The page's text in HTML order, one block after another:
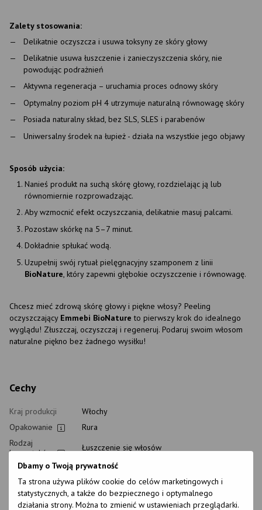
Dbamy o Twoją prywatność
Ta strona używa plików cookie do celów marketingowych i
statystycznych, a także do bezpiecznego i optymalnego
działania strony. Można to zmienić w ustawieniach przeglądarki.
Zalety stosowania:
Delikatnie oczyszcza i usuwa toksyny ze skóry głowy
Delikatnie usuwa łuszczenie i zanieczyszczenia skóry, nie
powodując podrażnień
Aktywna regeneracja – uruchamia proces odnowy skóry
Optymalny poziom pH 4 utrzymuje naturalną równowagę skóry
Posiada naturalny skład, bez SLS, SLES i parabenów
Uniwersalny środek na łupież - działa na wszystkie jego objawy
Sposób użycia:
Nanieś produkt na suchą skórę głowy, rozdzielając ją lub
równomiernie rozprowadzając.
Aby wzmocnić efekt oczyszczania, delikatnie masuj palcami.
Pozostaw skórkę na 5–7 minut.
Dokładnie spłukać wodą.
Uzupełnij swój rytuał pielęgnacyjny szamponem z linii
BioNature , który zapewni głębokie oczyszczenie i równowagę.
Chcesz mieć zdrową skórę głowy i piękne włosy? Peeling
oczyszczający Emmebi BioNature to pierwszy krok do idealnego
wyglądu! Złuszczaj, oczyszczaj i regeneruj. Podaruj swoim włosom
naturalne piękno bez żadnego wysiłku!
Cechy
Kraj produkcji
Włochy
Opakowanie
Rura
Rodzaj
kosmetyków
Łuszczenie się włosów
Poziom pH
4.0
Rodzaj
pielęgnacji
domowej
Po zabiegu